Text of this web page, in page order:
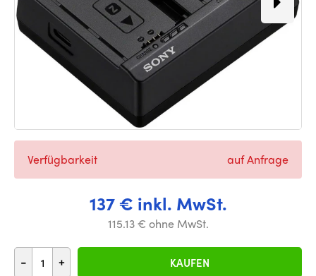
137 € inkl. MwSt.
115.13 € ohne MwSt.
- + KAUFEN
Verfügbarkeit auf Anfrage